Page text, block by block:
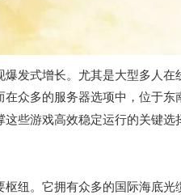
发式增长。尤其是大型多人
众多的服务器选项中，位于东
些游戏高效稳定运行的关键选
纽。它拥有众多的国际海底